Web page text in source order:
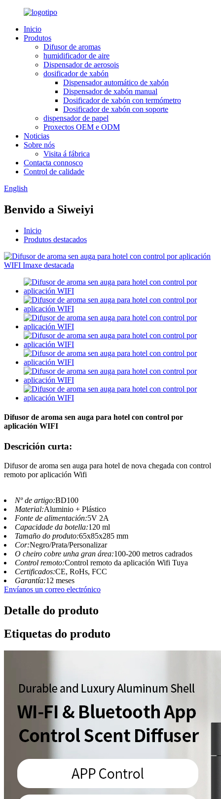
Inicio
Produtos
Difusor de aromas
humidificador de aire
Dispensador de aerosois
dosificador de xabón
Dispensador automático de xabón
Dispensador de xabón manual
Dosificador de xabón con termómetro
Dosificador de xabón con soporte
dispensador de papel
Proxectos OEM e ODM
Noticias
Sobre nós
Visita á fábrica
Contacta connosco
Control de calidade
English
Benvido a Siweiyi
Inicio
Produtos destacados
Difusor de aroma sen auga para hotel con control por
aplicación WIFI
Descrición curta:
Difusor de aroma sen auga para hotel de nova chegada con control
remoto por aplicación Wifi
Nº de artigo:BD100
Material:Aluminio + Plástico
Fonte de alimentación:5V 2A
Capacidade da botella:120 ml
Tamaño do produto:65x85x285 mm
Cor:Negro/Prata/Personalizar
O cheiro cobre unha gran área:100-200 metros cadrados
Control remoto:Control remoto da aplicación Wifi Tuya
Certificados:CE, RoHs, FCC
Garantía:12 meses
Envíanos un correo electrónico
Detalle do produto
Etiquetas do produto